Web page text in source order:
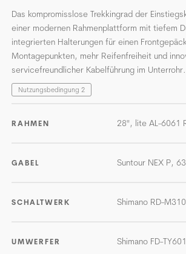
Das kompromisslose Trekkingrad der
einer modernen Rahmenplattform mit tiefem
integrierten Halterungen für einen
Montagepunkten, mehr Reifenfreiheit und
servicefreundlicher Kabelführung im Unterrohr.
Nutzungsbedingung 2
RAHMEN 28", lite AL-6061
GABEL Suntour NEX P,
SCHALTWERK Shimano RD-M310
UMWERFER Shimano FD-TY601